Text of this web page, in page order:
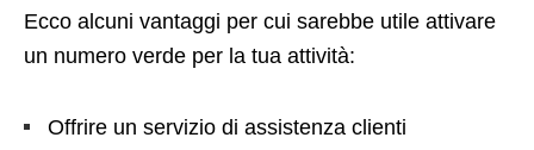
Ecco alcuni vantaggi per cui sarebbe utile attivare
un numero verde per la tua attività:
Offrire un servizio di assistenza clienti